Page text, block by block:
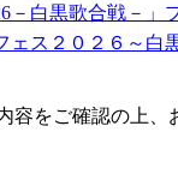
－白黒歌合戦－」
ェス２０２６～白
をご確認の上、